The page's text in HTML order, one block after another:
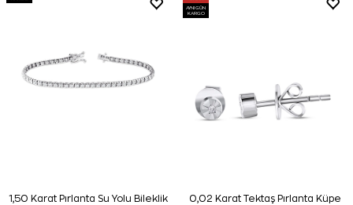
1,50 Karat Pırlanta Su Yolu Bileklik
AYNI GÜN
KARGO
0,02 Karat Tektaş Pırlanta Küpe